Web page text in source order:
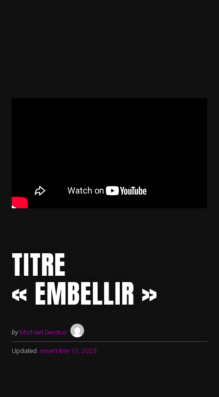
TITRE
« EMBELLIR »
by Michael Derotus
Updated: novembre 10, 2023